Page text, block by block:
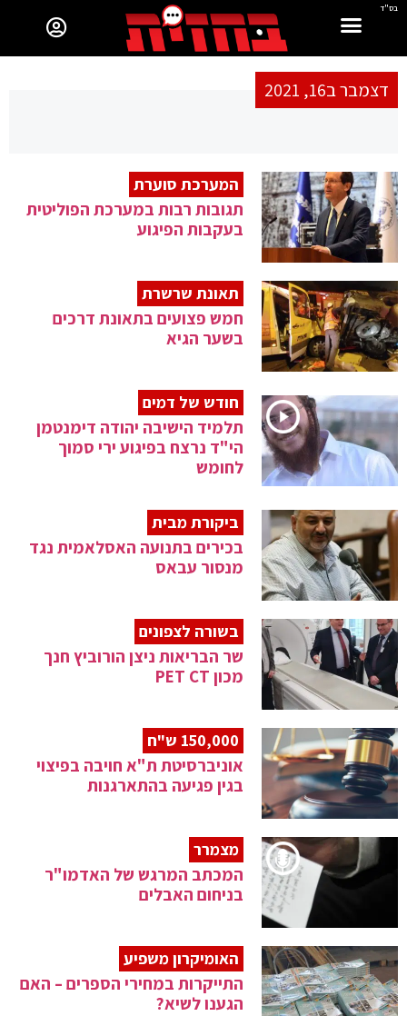
בס"ד
דצמבר ב16, 2021
המערכת סוערת
תגובות רבות במערכת הפוליטית
בעקבות הפיגוע
תאונת שרשרת
חמש פצועים בתאונת דרכים
בשער הגיא
חודש של דמים
תלמיד הישיבה יהודה דימנטמן
הי"ד נרצח בפיגוע ירי סמוך
לחומש
ביקורת מבית
בכירים בתנועה האסלאמית נגד
מנסור עבאס
בשורה לצפונים
שר הבריאות ניצן הורוביץ חנך
מכון PET CT
150,000 ש"ח
אוניברסיטת ת"א חויבה בפיצוי
בגין פגיעה בהתארגנות
מצמרר
המכתב המרגש של האדמו"ר
בניחום האבלים
האומיקרון משפיע
התייקרות במחירי הספרים – האם
הגענו לשיא?